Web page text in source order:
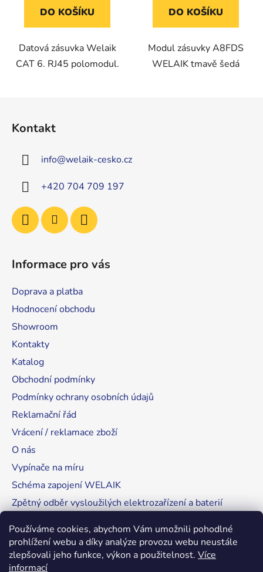
Používáme cookies, abychom Vám umožnili pohodlné
prohlížení webu a díky analýze provozu webu neustále
zlepšovali jeho funkce, výkon a použitelnost. Více
informací
DO KOŠÍKU
Datová zásuvka Welaik
CAT 6. RJ45 polomodul.
DO KOŠÍKU
Modul zásuvky A8FDS
WELAIK tmavě šedá
Kontakt
info@welaik-cesko.cz
+420 704 709 197
Informace pro vás
Doprava a platba
Hodnocení obchodu
Showroom
Kontakty
Katalog
Obchodní podmínky
Podmínky ochrany osobních údajů
Reklamační řád
Vrácení / reklamace zboží
O nás
Vypínače na míru
Schéma zapojení WELAIK
Zpětný odběr vysloužilých elektrozařízení a baterií